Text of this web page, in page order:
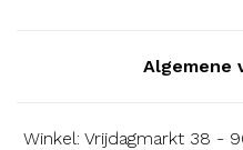
Algemene
Winkel: Vrijdagmarkt 38 -